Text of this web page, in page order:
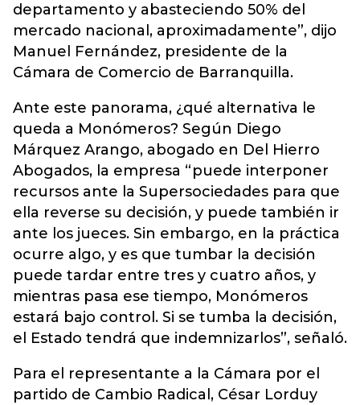
departamento y abasteciendo 50% del
mercado nacional, aproximadamente”, dijo
Manuel Fernández, presidente de la
Cámara de Comercio de Barranquilla.
Ante este panorama, ¿qué alternativa le
queda a Monómeros? Según Diego
Márquez Arango, abogado en Del Hierro
Abogados, la empresa “puede interponer
recursos ante la Supersociedades para que
ella reverse su decisión, y puede también ir
ante los jueces. Sin embargo, en la práctica
ocurre algo, y es que tumbar la decisión
puede tardar entre tres y cuatro años, y
mientras pasa ese tiempo, Monómeros
estará bajo control. Si se tumba la decisión,
el Estado tendrá que indemnizarlos”, señaló.
Para el representante a la Cámara por el
partido de Cambio Radical, César Lorduy